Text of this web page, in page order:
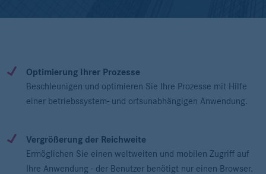
Optimierung Ihrer Prozesse
Beschleunigen und optimieren Sie Ihre Prozesse mit Hilfe
einer betriebssystem- und ortsunabhängigen Anwendung.
Vergrößerung der Reichweite
Ermöglichen Sie einen weltweiten und mobilen Zugriff auf
Ihre Anwendung - der Benutzer benötigt nur einen Browser.